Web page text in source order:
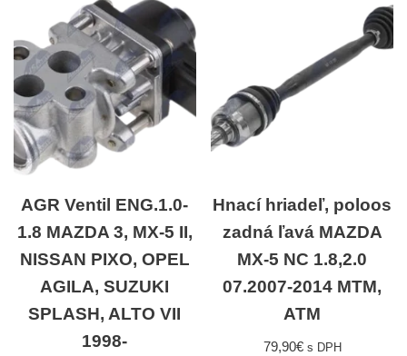
AGR Ventil ENG.1.0-
1.8 MAZDA 3, MX-5 II,
NISSAN PIXO, OPEL
AGILA, SUZUKI
SPLASH, ALTO VII
1998-
Hnací hriadeľ, poloos
zadná ľavá MAZDA
MX-5 NC 1.8,2.0
07.2007-2014 MTM,
ATM
79,90€ s DPH